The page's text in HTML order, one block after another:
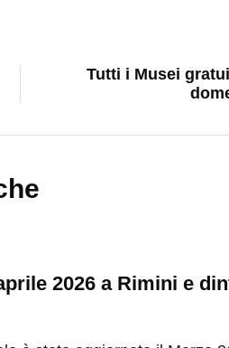
Tutti i Musei
2026 a Rimini e